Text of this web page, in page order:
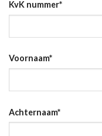
KvK nummer*
Voornaam*
Achternaam*